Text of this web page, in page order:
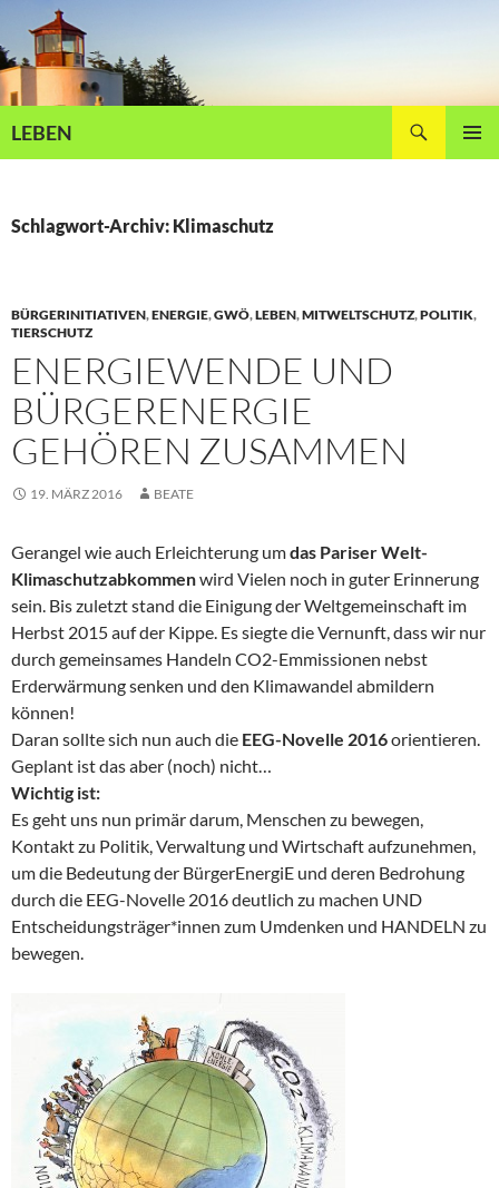
Inhalt
springen
LEBEN
Schlagwort-Archiv: Klimaschutz
BÜRGERINITIATIVEN,ENERGIE,GWÖ,LEBEN,MITWELTSCHUTZ,POLITIK,
TIERSCHUTZ
ENERGIEWENDE UND
BÜRGERENERGIE
GEHÖREN ZUSAMMEN
19. MÄRZ 2016 BEATE
Gerangel wie auch Erleichterung umdas Pariser Welt-
Klimaschutzabkommenwird Vielen noch in guter Erinnerung
sein. Bis zuletzt stand die Einigung der Weltgemeinschaft im
Herbst 2015 auf der Kippe. Es siegte die Vernunft, dass wir nur
durch gemeinsames Handeln CO2-Emmissionen nebst
Erderwärmung senken und den Klimawandel abmildern
können!
Daran sollte sich nun auch die EEG-Novelle 2016orientieren.
Geplant ist das aber (noch) nicht…
Wichtig ist:
Es geht uns nun primär darum, Menschen zu bewegen,
Kontakt zu Politik, Verwaltung und Wirtschaft aufzunehmen,
um die Bedeutung der BürgerEnergiE und deren Bedrohung
durch die EEG-Novelle 2016 deutlich zu machen UND
Entscheidungsträger*innen zum Umdenken und HANDELN zu
bewegen.